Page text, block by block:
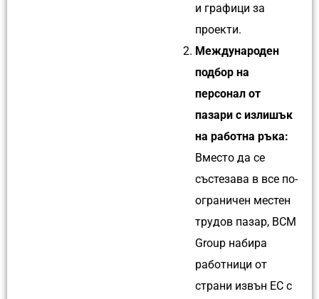
и графици за
проекти.
Международен
подбор на
персонал от
пазари с излишък
на работна ръка:
Вместо да се
състезава в все по-
ограничен местен
трудов пазар, BCM
Group набира
работници от
страни извън ЕС с